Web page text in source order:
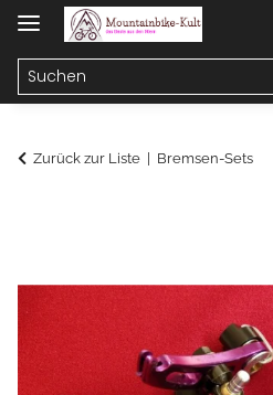
Zurück zur Liste Bremsen-Sets